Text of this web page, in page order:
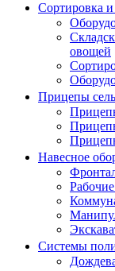
Сортировка
овощей
Прицепы
Навесное
Системы